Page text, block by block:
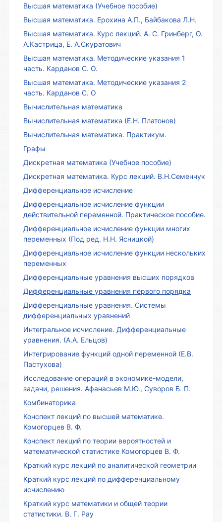
Высшая математика (Учебное пособие)
Высшая математика. Ерохина А.П., Байбакова Л.Н.
Высшая математика. Курс лекций. А. С. Гринберг, О.
А.Кастрица, Е. А.Скуратович
Высшая математика. Методические указания 1
часть. Карданов С. О.
Высшая математика. Методические указания 2
часть. Карданов С. О
Вычислительная математика
Вычислительная математика (Е.Н. Платонов)
Вычислительная математика. Практикум.
Графы
Дискретная математика (Учебное пособие)
Дискретная математика. Курс лекций. В.Н.Семенчук
Дифференциальное исчисление
Дифференциальное исчисление функции
действительной переменной. Практическое пособие.
Дифференциальное исчисление функции многих
переменных (Под ред. Н.Н. Ясницкой)
Дифференциальное исчисление функции нескольких
переменных
Дифференциальные уравнения высших порядков
Дифференциальные уравнения первого порядка
Дифференциальные уравнения. Системы
дифференциальных уравнений
Интегральное исчисление. Дифференциальные
уравнения. (А.А. Ельцов)
Интегрирование функций одной переменной (Е.В.
Пастухова)
Исследование операций в экономике-модели,
задачи, решения. Афанасьев М.Ю., Суворов Б. П.
Комбинаторика
Конспект лекций по высшей математике.
Комогорцев В. Ф.
Конспект лекций по теории вероятностей и
математической статистике Комогорцев В. Ф.
Краткий курс лекций по аналитической геометрии
Краткий курс лекций по дифференциальному
исчислению
Краткий курс математики и общей теории
статистики. В. Г. Рау